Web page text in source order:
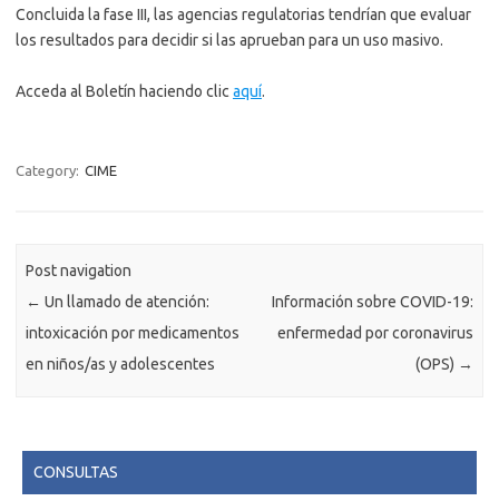
Concluida la fase III, las agencias regulatorias tendrían que evaluar
los resultados para decidir si las aprueban para un uso masivo.
Acceda al Boletín haciendo clicaquí.
Category: CIME
Post navigation
← Un llamado de atención:
intoxicación por medicamentos
en niños/as y adolescentes
Información sobre COVID-19:
enfermedad por coronavirus
(OPS) →
CONSULTAS